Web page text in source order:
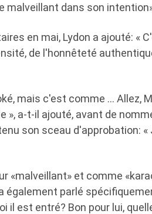
malveillant dans son
en mai, Lydon a ajouté: «
de l'honnêteté
mais c'est comme … Allez,
», a-t-il ajouté, avant de
son sceau d'approbation:
«malveillant» et comme
également parlé
il est entré? Bon pour lui,